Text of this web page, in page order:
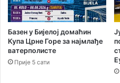
а
л
а
н
а
с
т
и
ш
у
к
ћ
Базен у Бијелој домаћин
Купа Црне Горе за најмлађе
ватерполисте
Прије 5 сати